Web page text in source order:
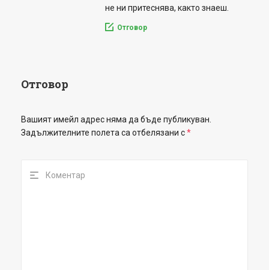
не ни притеснява, както знаеш.
Отговор
Отговор
Вашият имейл адрес няма да бъде публикуван.
Задължителните полета са отбелязани с*